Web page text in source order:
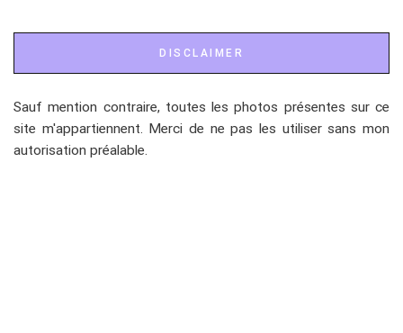
DISCLAIMER
Sauf mention contraire, toutes les photos présentes sur ce
site m'appartiennent. Merci de ne pas les utiliser sans mon
autorisation préalable.